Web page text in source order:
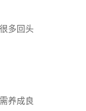
多回头
养成良